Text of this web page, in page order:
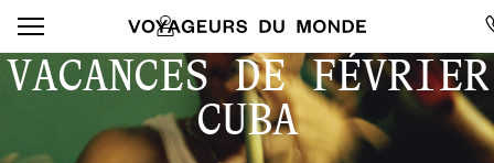
VACANCES DE FÉVRIER
CUBA